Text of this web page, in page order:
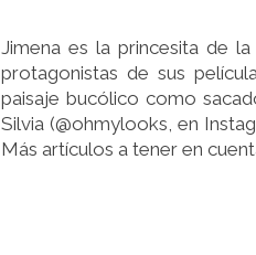
Jimena es la princesita de
protagonistas de sus
paisaje bucólico como
Silvia (@ohmylooks, en
Más artículos a tener en